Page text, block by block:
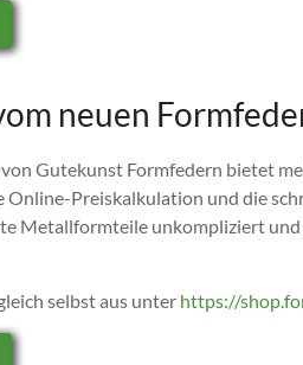
neuen
Gutekunst Formfedern bietet
Online-Preiskalkulation und die
Metallformteile unkompliziert
selbst aus unter https://